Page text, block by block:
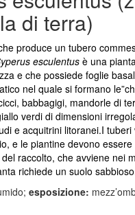
di terra)
produce un tubero
esculentusè una
e che possiede foglie
nel quale si formano
babbagigi, mandorle di
verdi di dimensioni
e acquitrini litoranei.I
e le piantine devono
raccolto, che avviene nei
richiede un suolo
esposizione: